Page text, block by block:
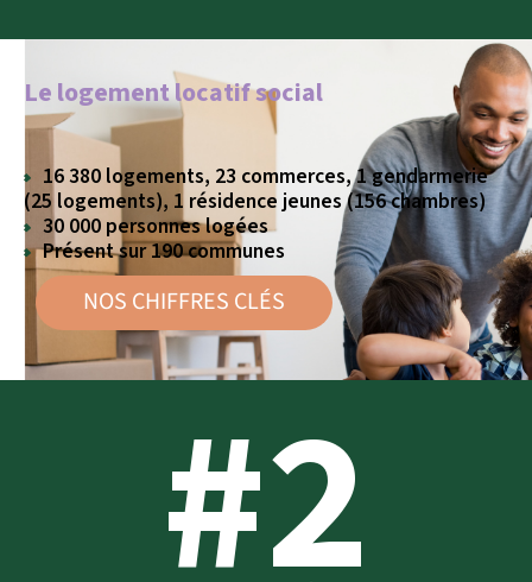
Le logement locatif social
16 380 logements, 23 commerces, 1 gendarmerie
(25 logements), 1 résidence jeunes (156 chambres)
30 000 personnes logées
Présent sur 190 communes
NOS CHIFFRES CLÉS
#2